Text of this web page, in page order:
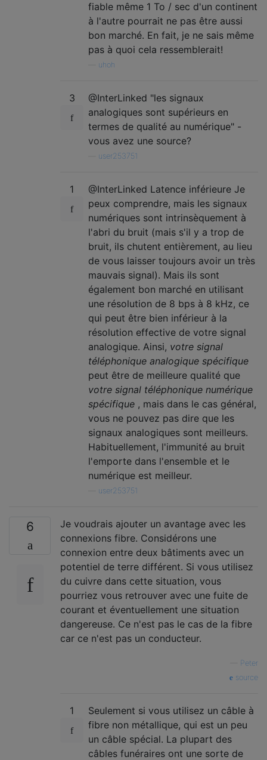
fiable même 1 To / sec d'un continent
à l'autre pourrait ne pas être aussi
bon marché. En fait, je ne sais même
pas à quoi cela ressemblerait!
uhoh
3
@InterLinked "les signaux
analogiques sont supérieurs en
termes de qualité au numérique" -
vous avez une source?
user253751
1
@InterLinked Latence inférieure Je
peux comprendre, mais les signaux
numériques sont intrinsèquement à
l'abri du bruit (mais s'il y a trop de
bruit, ils chutent entièrement, au lieu
de vous laisser toujours avoir un très
mauvais signal). Mais ils sont
également bon marché en utilisant
une résolution de 8 bps à 8 kHz, ce
qui peut être bien inférieur à la
résolution effective de votre signal
analogique. Ainsi, votre signal
téléphonique analogique spécifique
peut être de meilleure qualité que
votre signal téléphonique numérique
spécifique , mais dans le cas général,
vous ne pouvez pas dire que les
signaux analogiques sont meilleurs.
Habituellement, l'immunité au bruit
l'emporte dans l'ensemble et le
numérique est meilleur.
user253751
6
Je voudrais ajouter un avantage avec les
connexions fibre. Considérons une
connexion entre deux bâtiments avec un
potentiel de terre différent. Si vous utilisez
du cuivre dans cette situation, vous
pourriez vous retrouver avec une fuite de
courant et éventuellement une situation
dangereuse. Ce n'est pas le cas de la fibre
car ce n'est pas un conducteur.
Peter
source
1
Seulement si vous utilisez un câble à
fibre non métallique, qui est un peu
un câble spécial. La plupart des
câbles funéraires ont une sorte de